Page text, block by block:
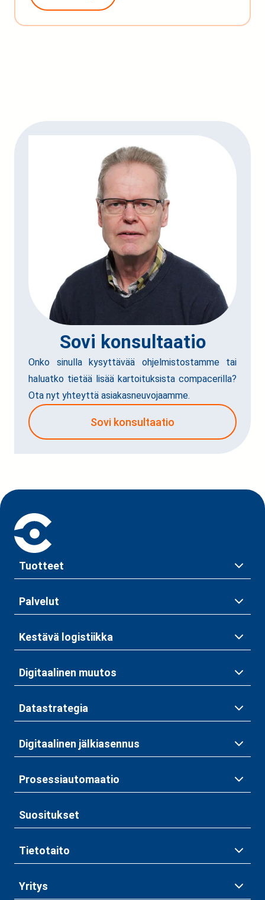
Sovi konsultaatio
Onko sinulla kysyttävää ohjelmistostamme tai
haluatko tietää lisää kartoituksista compacerilla?
Ota nyt yhteyttä asiakasneuvojaamme.
Sovi konsultaatio
Tuotteet
Palvelut
Kestävä logistiikka
Digitaalinen muutos
Datastrategia
Digitaalinen jälkiasennus
Prosessiautomaatio
Suositukset
Tietotaito
Yritys